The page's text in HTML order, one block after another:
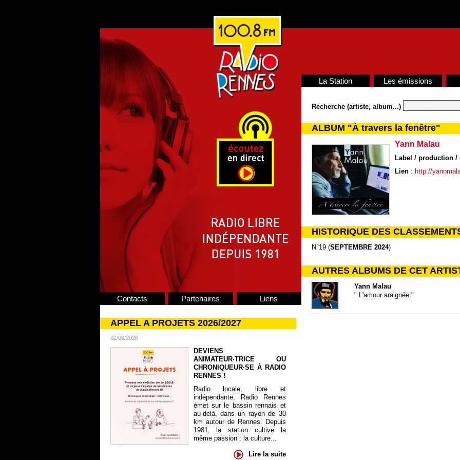
Contacts Partenaires Liens
APPEL A PROJETS 2026/2027
02/06/2026
DEVIENS
ANIMATEUR·TRICE OU
CHRONIQUEUR·SE À RADIO
RENNES !
Radio locale, libre et
indépendante, Radio Rennes
émet sur le bassin rennais et
au-delà, dans un rayon de 30
km autour de Rennes. Depuis
1981, la station cultive la
même passion : la culture...
Lire la suite
La Station Les émissions
Recherche (artiste, album...)
ALBUM "À travers la fenêtre"
Yann Malau
Label / production
Lien: http://
HISTORIQUE DES
N°19 (SEPTEMBRE 2024)
AUTRES ALBUMS DE CET
Yann Malau
" L'amour araignée "